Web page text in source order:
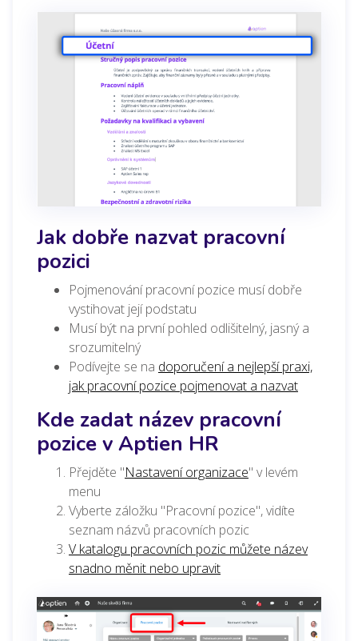
Jak dobře nazvat pracovní
pozici
Pojmenování pracovní pozice musí dobře
vystihovat její podstatu
Musí být na první pohled odlišitelný, jasný a
srozumitelný
Podívejte se na doporučení a nejlepší praxi,
jak pracovní pozice pojmenovat a nazvat
Kde zadat název pracovní
pozice v Aptien HR
Přejděte "Nastavení organizace" v levém
menu
Vyberte záložku "Pracovní pozice", vidíte
seznam názvů pracovních pozic
V katalogu pracovních pozic můžete název
snadno měnit nebo upravit